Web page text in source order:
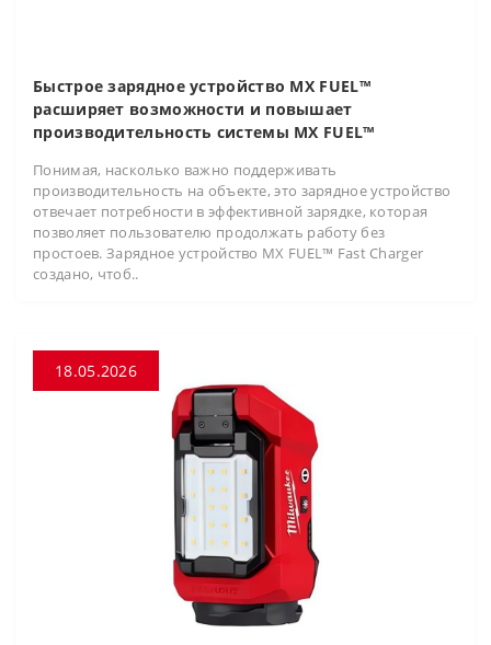
Быстрое зарядное устройство MX FUEL™
расширяет возможности и повышает
производительность системы MX FUEL™
Понимая, насколько важно поддерживать
производительность на объекте, это зарядное устройство
отвечает потребности в эффективной зарядке, которая
позволяет пользователю продолжать работу без
простоев. Зарядное устройство MX FUEL™ Fast Charger
создано, чтоб..
18.05.2026